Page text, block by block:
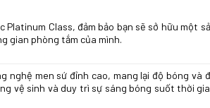
Platinum Class, đảm bảo bạn sẽ sở hữu một
gian phòng tắm của mình.
nghệ men sứ đỉnh cao, mang lại độ bóng và
vệ sinh và duy trì sự sáng bóng suốt thời